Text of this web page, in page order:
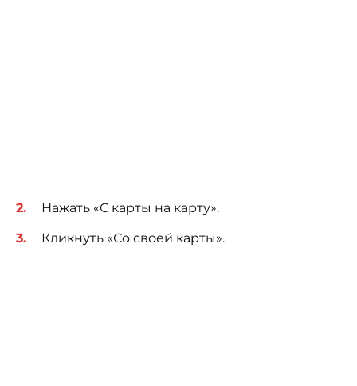
Нажать «С карты на карту».
Кликнуть «Со своей карты».